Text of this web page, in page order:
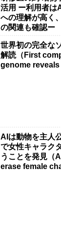
活用 ー利用者は
への理解が高く
の関連も確認ー
世界初の完全な
解読（First
genome
AIは動物を主人
で女性キャラク
うことを発見（
erase female